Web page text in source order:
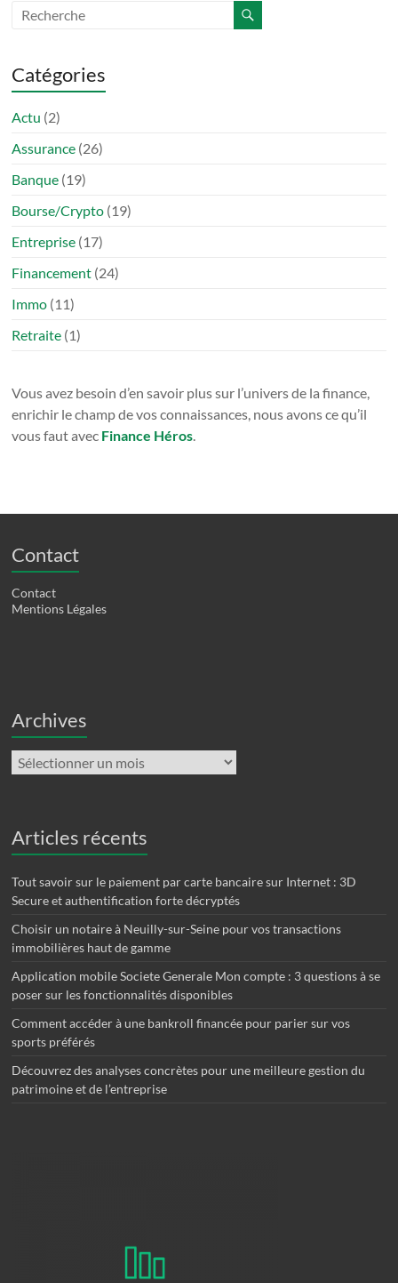
Catégories
Actu (2)
Assurance (26)
Banque (19)
Bourse/Crypto (19)
Entreprise (17)
Financement (24)
Immo (11)
Retraite (1)
Vous avez besoin d’en savoir plus sur l’univers de la finance,
enrichir le champ de vos connaissances, nous avons ce qu’il
vous faut avec Finance Héros
Contact
Contact
Mentions Légales
Archives
Archives
Articles récents
Tout savoir sur le paiement par carte bancaire sur Internet : 3D
Secure et authentification forte décryptés
Choisir un notaire à Neuilly-sur-Seine pour vos transactions
immobilières haut de gamme
Application mobile Societe Generale Mon compte : 3 questions à se
poser sur les fonctionnalités disponibles
Comment accéder à une bankroll financée pour parier sur vos
sports préférés
Découvrez des analyses concrètes pour une meilleure gestion du
patrimoine et de l’entreprise